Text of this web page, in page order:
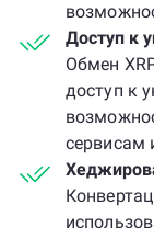
Доступ к
Обмен
доступ к
сервисам